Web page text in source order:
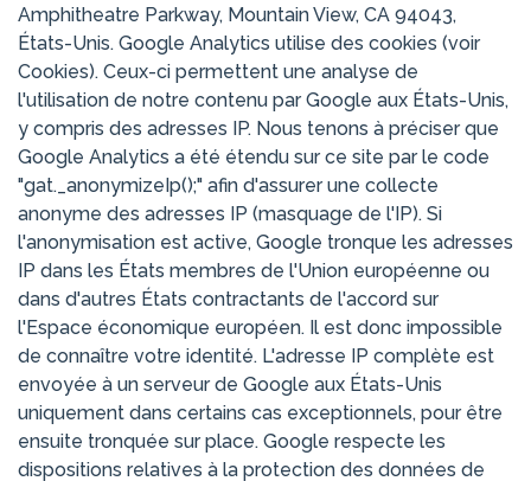
Amphitheatre Parkway, Mountain View, CA 94043,
États-Unis. Google Analytics utilise des cookies (voir
Cookies). Ceux-ci permettent une analyse de
l'utilisation de notre contenu par Google aux États-Unis,
y compris des adresses IP. Nous tenons à préciser que
Google Analytics a été étendu sur ce site par le code
"gat._anonymizeIp();" afin d'assurer une collecte
anonyme des adresses IP (masquage de l'IP). Si
l'anonymisation est active, Google tronque les adresses
IP dans les États membres de l'Union européenne ou
dans d'autres États contractants de l'accord sur
l'Espace économique européen. Il est donc impossible
de connaître votre identité. L'adresse IP complète est
envoyée à un serveur de Google aux États-Unis
uniquement dans certains cas exceptionnels, pour être
ensuite tronquée sur place. Google respecte les
dispositions relatives à la protection des données de